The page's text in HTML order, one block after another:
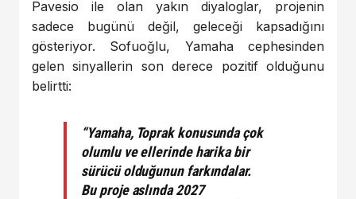
Pavesio ile olan yakın diyaloglar, projenin
sadece bugünü değil, geleceği kapsadığını
gösteriyor. Sofuoğlu, Yamaha cephesinden
gelen sinyallerin son derece pozitif olduğunu
belirtti:
“Yamaha, Toprak konusunda çok
olumlu ve ellerinde harika bir
sürücü olduğunun farkındalar.
Bu proje aslında 2027